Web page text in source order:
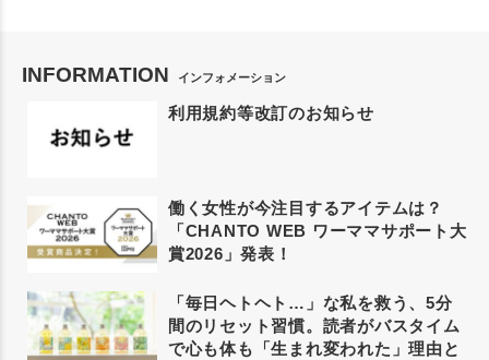
INFORMATION インフォメーション
利用規約等改訂のお知らせ
働く女性が今注目するアイテムは？
「CHANTO WEB ワーママサポート大
賞2026」発表！
「毎日ヘトヘト…」な私を救う、5分
間のリセット習慣。読者がバスタイム
で心も体も「生まれ変われた」理由と